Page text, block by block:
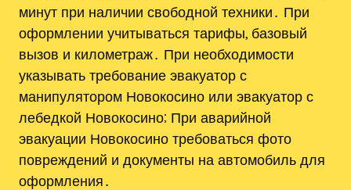
минут при наличии свободной техники․ При
оформлении учитываться тарифы, базовый
вызов и километраж․ При необходимости
указывать требование эвакуатор с
манипулятором Новокосино или эвакуатор с
лебедкой Новокосино; При аварийной
эвакуации Новокосино требоваться фото
повреждений и документы на автомобиль для
оформления․